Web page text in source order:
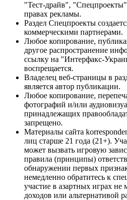
"Тест-драйв",
правах рекламы.
Раздел Спецпроекты
коммерческими партнерами.
Любое копирование,
другое распространение
ссылку на "Интерфакс-
воспрещается.
Владелец веб-страницы в
является автор публикации.
Любое копирование,
фотографий и/или
принадлежащих
запрещено.
Материалы сайта
лиц старше 21 года (21+).
может вызвать игровую
правила (принципы)
обнаружении первых
немедленно обратитесь к
участие в азартных играх не
доходов или альтернативой